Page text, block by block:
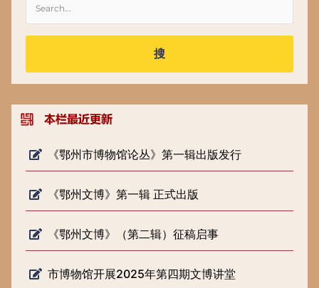
搜
《鄂州市博物馆论丛》第一辑出版发行
《鄂州文博》第一辑 正式出版
《鄂州文博》（第二辑）征稿启事
市博物馆开展2025年第四期文博讲堂